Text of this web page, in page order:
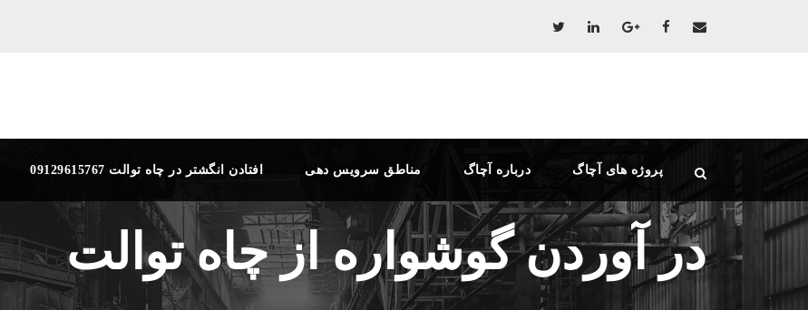
افتادن انگشتر در چاه توالت 09129615767 مناطق سرویس دهی درباره آچاگ پروژه های آچاگ
در آوردن گوشواره از چاه توالت